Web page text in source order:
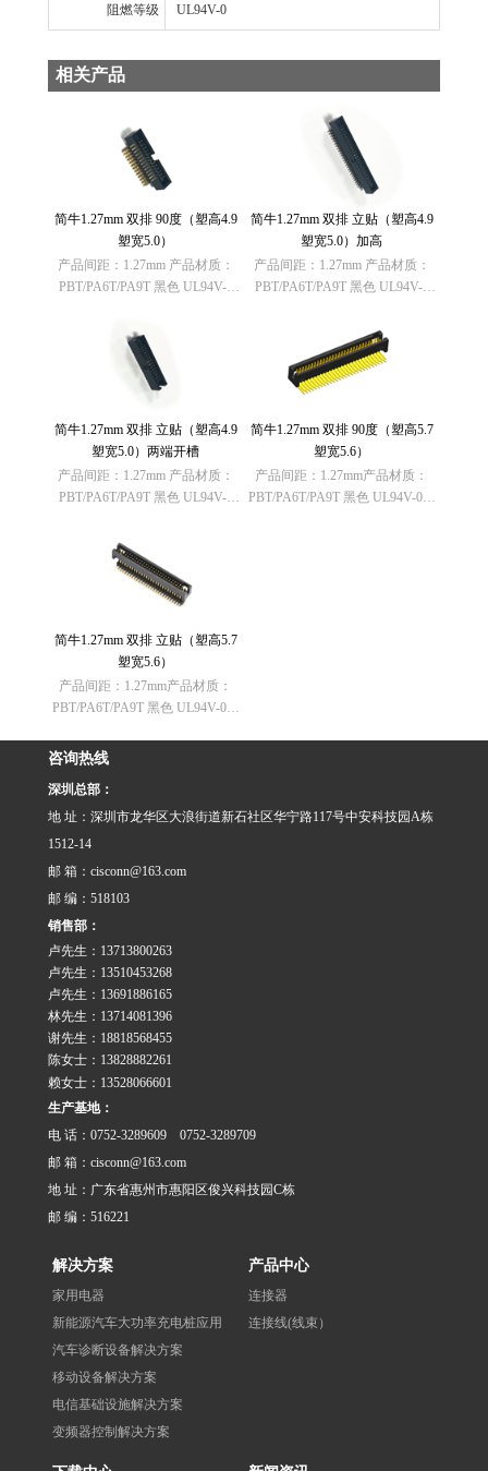
阻燃等级 UL94V-0
相关产品
简牛1.27mm 双排 90度（塑高4.9
塑宽5.0）
产品间距：1.27mm 产品材质：
PBT/PA6T/PA9T 黑色 UL94V-0
（2011/65/EU）要求 欧盟
REACH法规： 不含有REACH
SVHC(1907……
简牛1.27mm 双排 立贴（塑高4.9
塑宽5.0）加高
产品间距：1.27mm 产品材质：
PBT/PA6T/PA9T 黑色 UL94V-0
（2011/65/EU）要求 欧盟
REACH法规： 不含有REACH
SVHC(1907……
简牛1.27mm 双排 立贴（塑高4.9
塑宽5.0）两端开槽
产品间距：1.27mm 产品材质：
PBT/PA6T/PA9T 黑色 UL94V-0
（2011/65/EU）要求 欧盟
REACH法规： 不含有REACH
SVHC(1907……
简牛1.27mm 双排 90度（塑高5.7
塑宽5.6）
产品间距：1.27mm产品材质：
PBT/PA6T/PA9T 黑色 UL94V-0欧
简牛1.27mm 双排 立贴（塑高5.7
塑宽5.6）
产品间距：1.27mm产品材质：
PBT/PA6T/PA9T 黑色 UL94V-0欧
（2011/65/EU）要求欧盟REACH
SVHC(1907/2006/……
咨询热线
深圳总部：
地 址：深圳市龙华区大浪街道新石社区华宁路117号中安科技园A栋
1512-14
邮 箱：cisconn@163.com
邮 编：518103
销售部：
卢先生：13713800263
卢先生：13510453268
卢先生：13691886165
林先生：13714081396
谢先生：18818568455
陈女士：13828882261
赖女士：13528066601
生产基地：
电 话：0752-3289609 0752-3289709
邮 箱：cisconn@163.com
地 址：广东省惠州市惠阳区俊兴科技园C栋
邮 编：516221
解决方案
家用电器
新能源汽车大功率充电桩应用
汽车诊断设备解决方案
移动设备解决方案
电信基础设施解决方案
变频器控制解决方案
产品中心
连接器
连接线(线束）